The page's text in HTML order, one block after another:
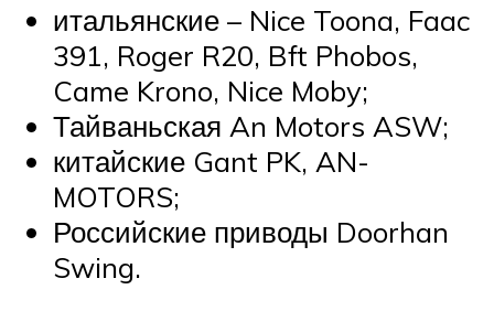
итальянские – Nice Toona, Faac
391, Roger R20, Bft Phobos,
Came Krono, Nice Moby;
Тайваньская An Motors ASW;
китайские Gant PK, AN-
MOTORS;
Российские приводы Doorhan
Swing.